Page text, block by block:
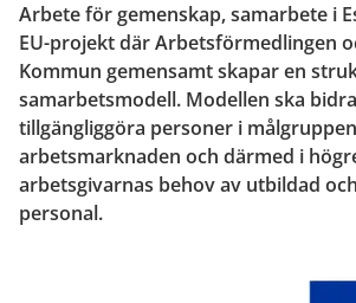
Arbete för gemenskap, samarbete i
EU-projekt där Arbetsförmedlingen
Kommun gemensamt skapar en
samarbetsmodell. Modellen ska
tillgängliggöra personer i
arbetsmarknaden och därmed i
arbetsgivarnas behov av utbildad
personal.